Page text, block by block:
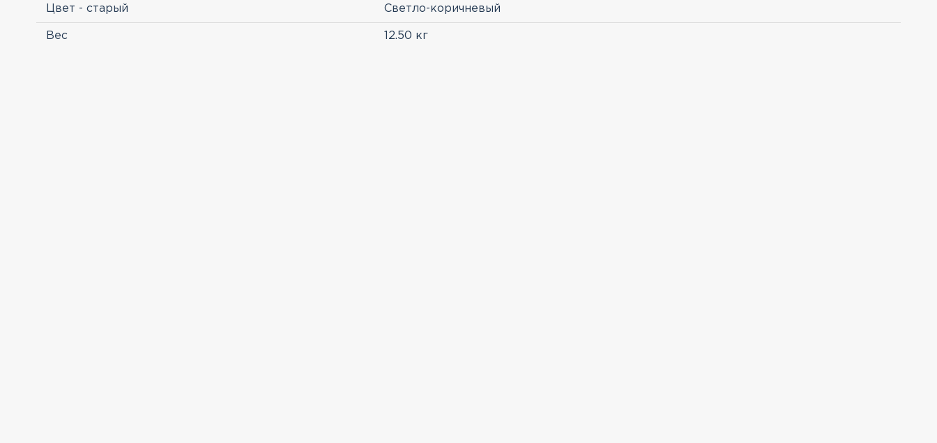
Цвет - старый Светло-коричневый
Вес 12.50 кг